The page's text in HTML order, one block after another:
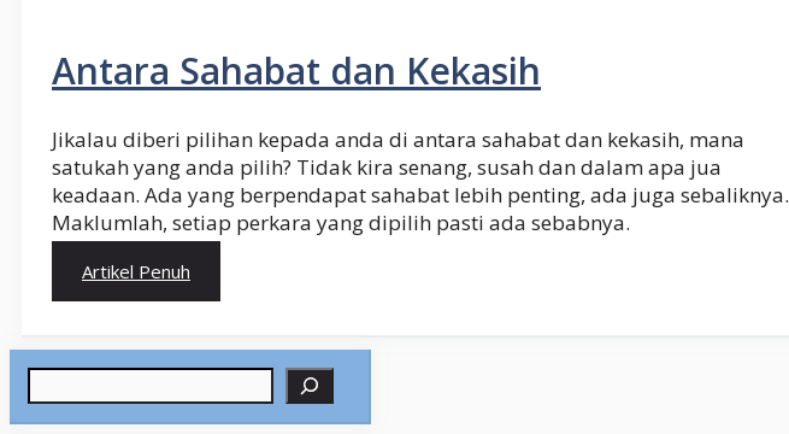
Antara Sahabat dan Kekasih
Jikalau diberi pilihan kepada anda di antara sahabat dan kekasih, mana
satukah yang anda pilih? Tidak kira senang, susah dan dalam apa jua
keadaan. Ada yang berpendapat sahabat lebih penting, ada juga sebaliknya.
Maklumlah, setiap perkara yang dipilih pasti ada sebabnya.
Artikel Penuh